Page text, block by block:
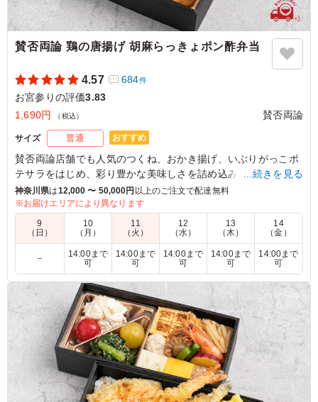
賛否両論 鶏の唐揚げ 胡麻らっきょポン酢弁当
4.57 684件
お宮参りの評価3.83
1,690円
（税込） 賛否両論
サイズ 普通 おすすめ
賛否両論店舗でも人気のつくね、おかき揚げ、いぶりがっこポ
テサラをはじめ、彩り豊かな美味しさを詰め込みました。
お弁当の定番おかずの唐揚げを胡麻らっきょポン酢で和えてさ
っぱりと。笠原流アレンジをお楽しみください。
5.0
メインの唐揚げはもちろんのこと、どのおかずも美味しか
ったです。お米も美味しく、味付けが違うところも魅力的
でした。唐揚げはポン酢の味付けでさっぱりしており、家
族からも好評でした。
ご利用シーン：お祝い›お宮参り
神奈川県横浜市中区山田町2025/03/01
…続きを見る
神奈川県は12,000 〜 50,000円 以上のご注文で配達無料
※お届けエリアにより異なります
9
（日）
10
（月）
11
（火）
12
（水）
13
（木）
14
（金）
－
14:00まで
可
14:00まで
可
14:00まで
可
14:00まで
可
14:00まで
可